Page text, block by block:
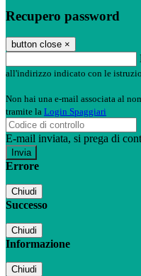
Recupero password
button close ×
all'indirizzo indicato con le
Non hai una e-mail associata al
tramite la Login Spaggiari
E-mail inviata, si prega di
Errore
Chiudi
Successo
Chiudi
Informazione
Chiudi